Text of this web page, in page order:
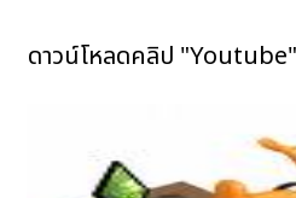
ดาวน์โหลดคลิป "Youtube"